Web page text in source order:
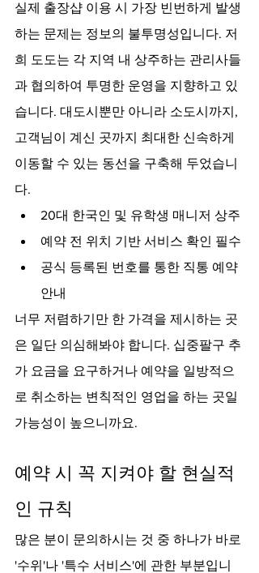
실제 출장샵 이용 시 가장 빈번하게 발생
하는 문제는 정보의 불투명성입니다. 저
희 도도는 각 지역 내 상주하는 관리사들
과 협의하여 투명한 운영을 지향하고 있
습니다. 대도시뿐만 아니라 소도시까지,
고객님이 계신 곳까지 최대한 신속하게
이동할 수 있는 동선을 구축해 두었습니
다.
20대 한국인 및 유학생 매니저 상주
예약 전 위치 기반 서비스 확인 필수
공식 등록된 번호를 통한 직통 예약
안내
너무 저렴하기만 한 가격을 제시하는 곳
은 일단 의심해봐야 합니다. 십중팔구 추
가 요금을 요구하거나 예약을 일방적으
로 취소하는 변칙적인 영업을 하는 곳일
가능성이 높으니까요.
예약 시 꼭 지켜야 할 현실적
인 규칙
많은 분이 문의하시는 것 중 하나가 바로
'수위'나 '특수 서비스'에 관한 부분입니